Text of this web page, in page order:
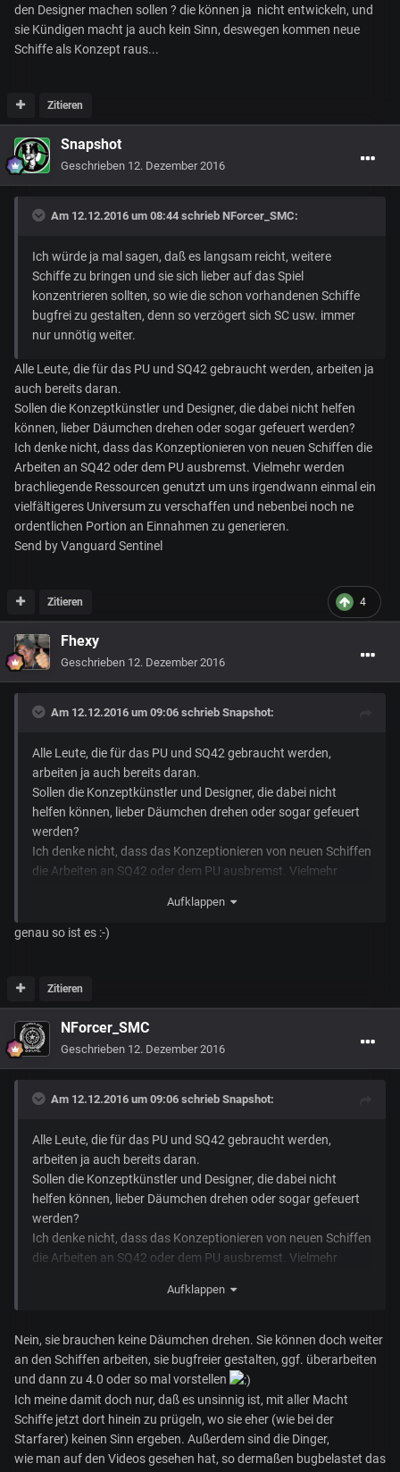
den Designer machen sollen ? die können ja nicht entwickeln, und
sie Kündigen macht ja auch kein Sinn, deswegen kommen neue
Schiffe als Konzept raus...
Zitieren
Snapshot
Geschrieben 12. Dezember 2016
Am 12.12.2016 um 08:44 schrieb NForcer_SMC:
Ich würde ja mal sagen, daß es langsam reicht, weitere
Schiffe zu bringen und sie sich lieber auf das Spiel
konzentrieren sollten, so wie die schon vorhandenen Schiffe
bugfrei zu gestalten, denn so verzögert sich SC usw. immer
nur unnötig weiter.
Alle Leute, die für das PU und SQ42 gebraucht werden, arbeiten ja
auch bereits daran.
Sollen die Konzeptkünstler und Designer, die dabei nicht helfen
können, lieber Däumchen drehen oder sogar gefeuert werden?
Ich denke nicht, dass das Konzeptionieren von neuen Schiffen die
Arbeiten an SQ42 oder dem PU ausbremst. Vielmehr werden
brachliegende Ressourcen genutzt um uns irgendwann einmal ein
vielfältigeres Universum zu verschaffen und nebenbei noch ne
ordentlichen Portion an Einnahmen zu generieren.
Send by Vanguard Sentinel
4
Zitieren
Fhexy
Geschrieben 12. Dezember 2016
Am 12.12.2016 um 09:06 schrieb Snapshot:
Alle Leute, die für das PU und SQ42 gebraucht werden,
arbeiten ja auch bereits daran.
Sollen die Konzeptkünstler und Designer, die dabei nicht
helfen können, lieber Däumchen drehen oder sogar gefeuert
werden?
Ich denke nicht, dass das Konzeptionieren von neuen Schiffen
die Arbeiten an SQ42 oder dem PU ausbremst. Vielmehr
irgendwann einmal ein vielfältigeres Universum zu
verschaffen und nebenbei noch ne ordentlichen Portion an
Aufklappen
genau so ist es :-)
Zitieren
NForcer_SMC
Geschrieben 12. Dezember 2016
Am 12.12.2016 um 09:06 schrieb Snapshot:
Alle Leute, die für das PU und SQ42 gebraucht werden,
arbeiten ja auch bereits daran.
Sollen die Konzeptkünstler und Designer, die dabei nicht
helfen können, lieber Däumchen drehen oder sogar gefeuert
werden?
Ich denke nicht, dass das Konzeptionieren von neuen Schiffen
die Arbeiten an SQ42 oder dem PU ausbremst. Vielmehr
irgendwann einmal ein vielfältigeres Universum zu
Einnahmen zu generieren.
Send by Vanguard Sentinel
Aufklappen
Nein, sie brauchen keine Däumchen drehen. Sie können doch weiter
an den Schiffen arbeiten, sie bugfreier gestalten, ggf. überarbeiten
und dann zu 4.0 oder so mal vorstellen
Ich meine damit doch nur, daß es unsinnig ist, mit aller Macht
Schiffe jetzt dort hinein zu prügeln, wo sie eher (wie bei der
Starfarer) keinen Sinn ergeben. Außerdem sind die Dinger,
wie man auf den Videos gesehen hat, so dermaßen bugbelastet das